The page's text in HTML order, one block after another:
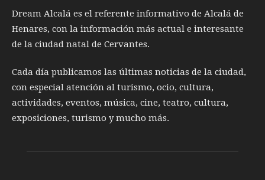
Dream Alcalá es el referente informativo de Alcalá de
Henares, con la información más actual e interesante
de la ciudad natal de Cervantes.
Cada día publicamos las últimas noticias de la ciudad,
con especial atención al turismo, ocio, cultura,
actividades, eventos, música, cine, teatro, cultura,
exposiciones, turismo y mucho más.